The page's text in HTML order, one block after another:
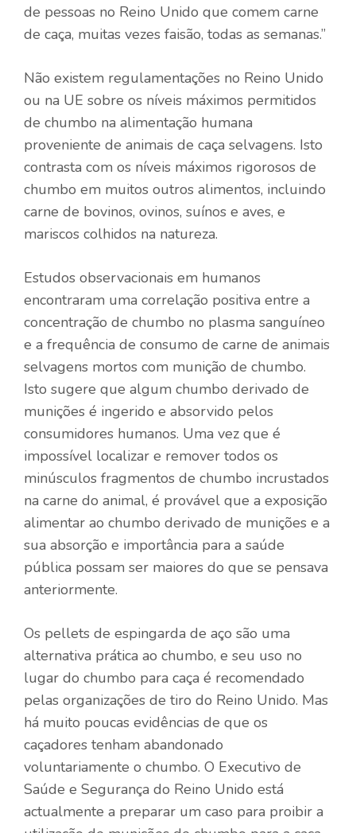
de pessoas no Reino Unido que comem carne
de caça, muitas vezes faisão, todas as semanas.”
Não existem regulamentações no Reino Unido
ou na UE sobre os níveis máximos permitidos
de chumbo na alimentação humana
proveniente de animais de caça selvagens. Isto
contrasta com os níveis máximos rigorosos de
chumbo em muitos outros alimentos, incluindo
carne de bovinos, ovinos, suínos e aves, e
mariscos colhidos na natureza.
Estudos observacionais em humanos
encontraram uma correlação positiva entre a
concentração de chumbo no plasma sanguíneo
e a frequência de consumo de carne de animais
selvagens mortos com munição de chumbo.
Isto sugere que algum chumbo derivado de
munições é ingerido e absorvido pelos
consumidores humanos. Uma vez que é
impossível localizar e remover todos os
minúsculos fragmentos de chumbo incrustados
na carne do animal, é provável que a exposição
alimentar ao chumbo derivado de munições e a
sua absorção e importância para a saúde
pública possam ser maiores do que se pensava
anteriormente.
Os pellets de espingarda de aço são uma
alternativa prática ao chumbo, e seu uso no
lugar do chumbo para caça é recomendado
pelas organizações de tiro do Reino Unido. Mas
há muito poucas evidências de que os
caçadores tenham abandonado
voluntariamente o chumbo. O Executivo de
Saúde e Segurança do Reino Unido está
actualmente a preparar um caso para proibir a